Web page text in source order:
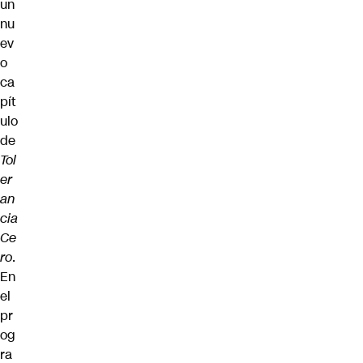
un
nu
ev
o
ca
pít
ulo
de
Tol
er
an
cia
Ce
ro.
En
el
pr
og
ra